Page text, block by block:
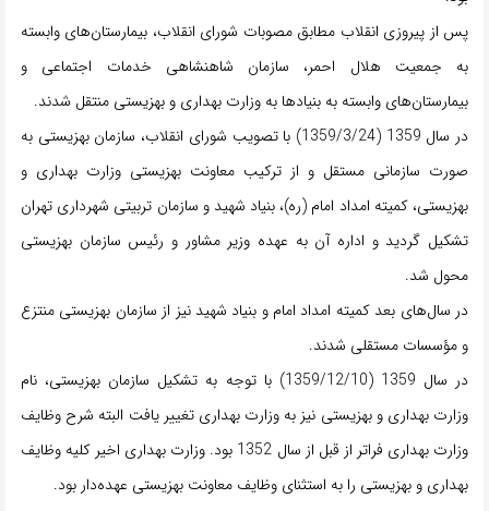
پس از پیروزی انقلاب مطابق مصوبات شورای انقلاب، بیمارستان‌های وابسته
به جمعیت هلال احمر، سازمان شاهنشاهی خدمات اجتماعی و
بیمارستان‌های وابسته به بنیادها به وزارت بهداری و بهزیستی منتقل شدند.
در سال 1359 (1359/3/24) با تصویب شورای انقلاب، سازمان بهزیستی به
صورت سازمانی مستقل و از ترکیب معاونت بهزیستی وزارت بهداری و
بهزیستی، کمیته امداد امام (ره)، بنیاد شهید و سازمان تربیتی شهرداری تهران
تشکیل گردید و اداره آن به عهده وزیر مشاور و رئیس سازمان بهزیستی
محول شد.
در سال‌های بعد کمیته امداد امام و بنیاد شهید نیز از سازمان بهزیستی منتزع
و مؤسسات مستقلی شدند.
در سال 1359 (1359/12/10) با توجه به تشکیل سازمان بهزیستی، نام
وزارت بهداری و بهزیستی نیز به وزارت بهداری تغییر یافت البته شرح وظایف
وزارت بهداری فراتر از قبل از سال 1352 بود. وزارت بهداری اخیر کلیه وظایف
بهداری و بهزیستی را به استثنای وظایف معاونت بهزیستی عهده‌دار بود.